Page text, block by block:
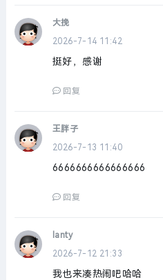
大挽
2026-7-14 11:42
挺好，感谢
回复
王胖子
2026-7-13 11:40
6666666666666666
回复
lanty
2026-7-12 21:33
我也来凑热闹吧哈哈